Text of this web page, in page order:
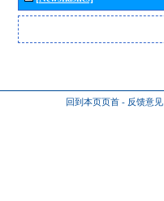
回到本页页首 - 反馈意见